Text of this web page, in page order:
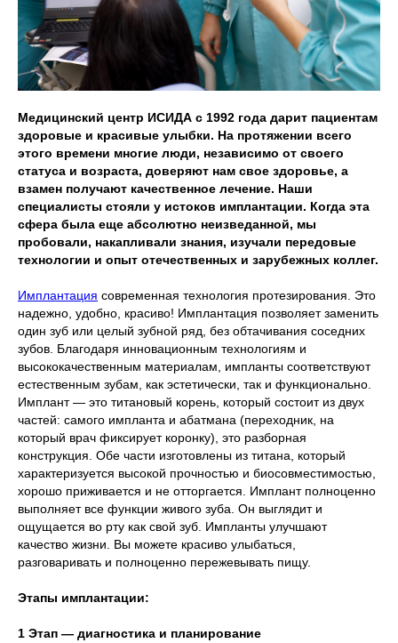
Медицинский центр ИСИДА с 1992 года дарит пациентам
здоровые и красивые улыбки. На протяжении всего
этого времени многие люди, независимо от своего
статуса и возраста, доверяют нам свое здоровье, а
взамен получают качественное лечение. Наши
специалисты стояли у истоков имплантации. Когда эта
сфера была еще абсолютно неизведанной, мы
пробовали, накапливали знания, изучали передовые
технологии и опыт отечественных и зарубежных коллег.
Имплантация современная технология протезирования. Это
надежно, удобно, красиво! Имплантация позволяет заменить
один зуб или целый зубной ряд, без обтачивания соседних
зубов. Благодаря инновационным технологиям и
высококачественным материалам, импланты соответствуют
естественным зубам, как эстетически, так и функционально.
Имплант — это титановый корень, который состоит из двух
частей: самого импланта и абатмана (переходник, на
который врач фиксирует коронку), это разборная
конструкция. Обе части изготовлены из титана, который
характеризуется высокой прочностью и биосовместимостью,
хорошо приживается и не отторгается. Имплант полноценно
выполняет все функции живого зуба. Он выглядит и
ощущается во рту как свой зуб. Импланты улучшают
качество жизни. Вы можете красиво улыбаться,
разговаривать и полноценно пережевывать пищу.
Этапы имплантации:
1 Этап — диагностика и планирование